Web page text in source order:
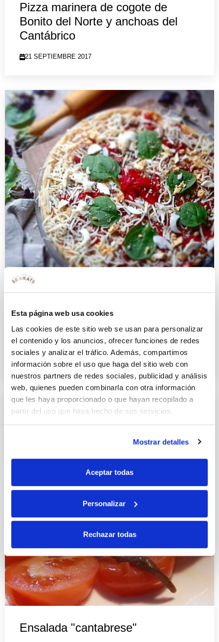
Esta página web usa cookies
Las cookies de este sitio web se usan para personalizar
el contenido y los anuncios, ofrecer funciones de redes
sociales y analizar el tráfico. Además, compartimos
información sobre el uso que haga del sitio web con
nuestros partners de redes sociales, publicidad y análisis
web, quienes pueden combinarla con otra información
que les haya proporcionado o que hayan recopilado a
partir del uso que haya hecho de sus servicios.
Mostrar detalles
Aceptar todas
Personalizar
Rechazar todas
Pizza marinera de cogote de
Bonito del Norte y anchoas del
Cantábrico
21 SEPTIEMBRE 2017
Pizza casera de bonito del norte y
piquillos
6 JULIO 2017
Ensalada "cantabrese"